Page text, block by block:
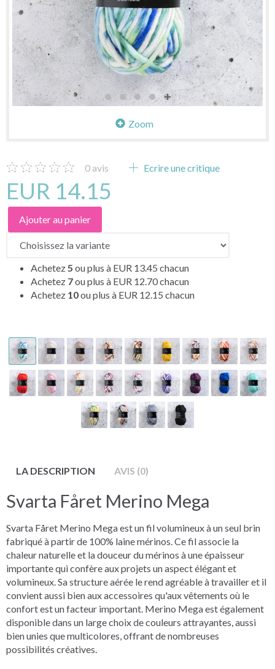
Zoom
0 avis Ecrire une critique
EUR 14.15
Ajouter au panier
Achetez 5 ou plus à EUR 13.45 chacun
Achetez 7ou plus à EUR 12.70chacun
Achetez 10ou plus à EUR 12.15 chacun
LA DESCRIPTION AVIS (0)
Svarta Fåret Merino Mega
Svarta Fåret Merino Mega est un fil volumineux à un seul brin
fabriqué à partir de 100% laine mérinos. Ce fil associe la
chaleur naturelle et la douceur du mérinos à une épaisseur
importante qui confère aux projets un aspect élégant et
volumineux. Sa structure aérée le rend agréable à travailler et il
convient aussi bien aux accessoires qu'aux vêtements où le
confort est un facteur important. Merino Mega est également
disponible dans un large choix de couleurs attrayantes, aussi
bien unies que multicolores, offrant de nombreuses
possibilités créatives.